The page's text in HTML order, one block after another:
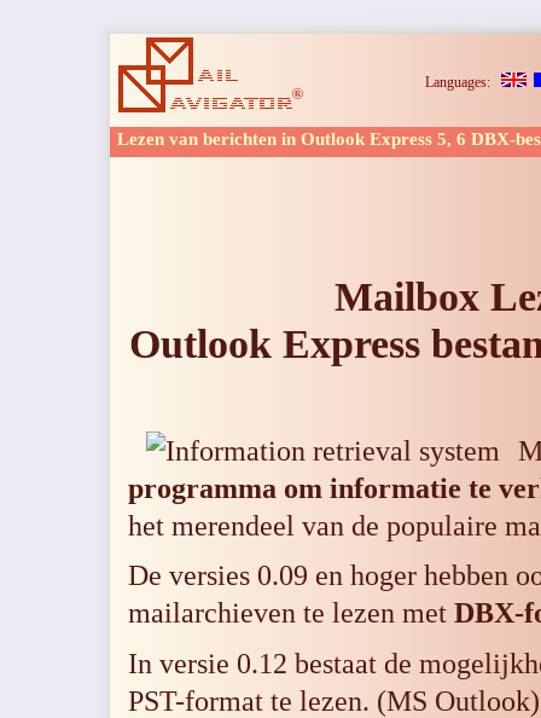
Languages:
Lezen van berichten in Outlook Express 5, 6 DBX-
Mailbox
Outlook Express
programma om informatie te
het merendeel van de populaire
De versies 0.09 en hoger hebben
mailarchieven te lezen metDBX-
In versie 0.12 bestaat de
PST-format te lezen. (MS Outlook)